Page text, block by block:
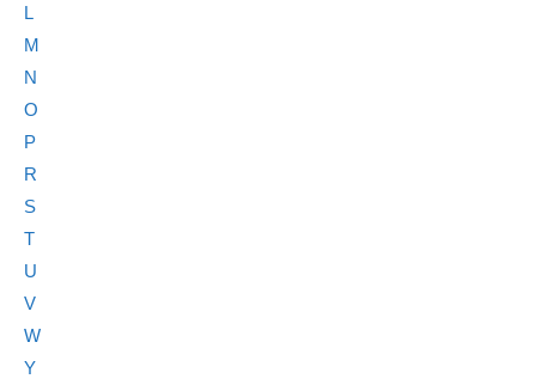
L
M
N
O
P
R
S
T
U
V
W
Y